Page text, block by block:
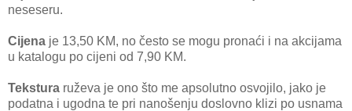
neseseru.
Cijena je 13,50 KM, no često se mogu pronaći i na akcijama
u katalogu po cijeni od 7,90 KM.
Tekstura ruževa je ono što me apsolutno osvojilo, jako je
podatna i ugodna te pri nanošenju doslovno klizi po usnama